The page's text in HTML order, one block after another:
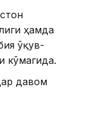
ҳамда
ўқув-
кўмагида.
давом